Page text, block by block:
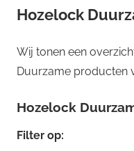
Hozelock
Wij tonen een
Duurzame producten
Hozelock
Filter op: